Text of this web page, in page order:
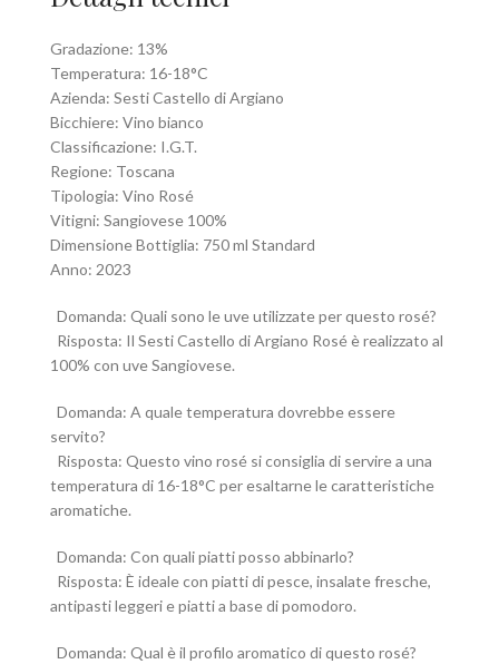
Gradazione: 13%
Temperatura: 16-18°C
Azienda: Sesti Castello di Argiano
Bicchiere: Vino bianco
Classificazione: I.G.T.
Regione: Toscana
Tipologia: Vino Rosé
Vitigni: Sangiovese 100%
Dimensione Bottiglia: 750 ml Standard
Anno: 2023
Domanda: Quali sono le uve utilizzate per questo rosé?
Risposta: Il Sesti Castello di Argiano Rosé è realizzato al
100% con uve Sangiovese.
Domanda: A quale temperatura dovrebbe essere
servito?
Risposta: Questo vino rosé si consiglia di servire a una
temperatura di 16-18°C per esaltarne le caratteristiche
aromatiche.
Domanda: Con quali piatti posso abbinarlo?
Risposta: È ideale con piatti di pesce, insalate fresche,
antipasti leggeri e piatti a base di pomodoro.
Domanda: Qual è il profilo aromatico di questo rosé?